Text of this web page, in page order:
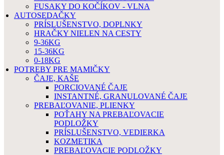
FUSAKY DO KOČÍKOV - VLNA
AUTOSEDAČKY
PRÍSLUŠENSTVO, DOPLNKY
HRAČKY NIELEN NA CESTY
9-36KG
15-36KG
0-18KG
POTREBY PRE MAMIČKY
ČAJE, KAŠE
PORCIOVANÉ ČAJE
INSTANTNÉ, GRANULOVANÉ ČAJE
PREBAĽOVANIE, PLIENKY
POŤAHY NA PREBAĽOVACIE
PODLOŽKY
PRÍSLUŠENSTVO, VEDIERKA
KOZMETIKA
PREBAĽOVACIE PODLOŽKY